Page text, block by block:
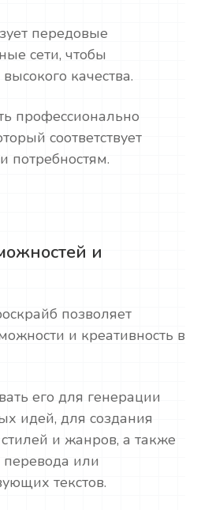
передовые
сети, чтобы
качества.
профессионально
соответствует
потребностям.
и
позволяет
и креативность в
его для генерации
идей, для создания
и жанров, а также
перевода или
текстов.